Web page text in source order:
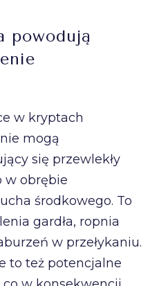
powodują
w kryptach
mogą
się przewlekły
w obrębie
środkowego. To
gardła, ropnia
w przełykaniu.
to też potencjalne